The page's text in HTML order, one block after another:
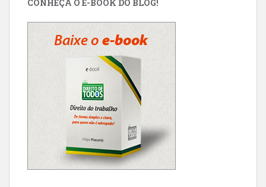
CONHEÇA O E-BOOK DO BLOG!